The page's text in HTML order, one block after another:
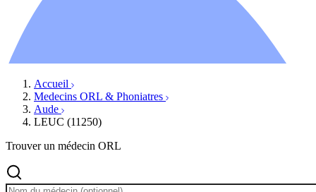
Évènements
Accueil
Medecins ORL & Phoniatres
Aude
LEUC (11250)
Trouver un médecin ORL